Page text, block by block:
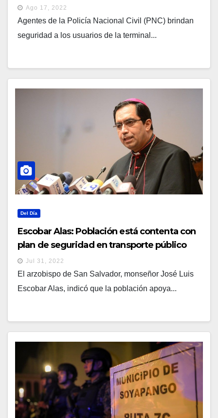
Ago 17, 2022
Agentes de la Policía Nacional Civil (PNC) brindan
seguridad a los usuarios de la terminal...
Del Día
Escobar Alas: Población está contenta con
plan de seguridad en transporte público
Jul 31, 2022
El arzobispo de San Salvador, monseñor José Luis
Escobar Alas, indicó que la población apoya...